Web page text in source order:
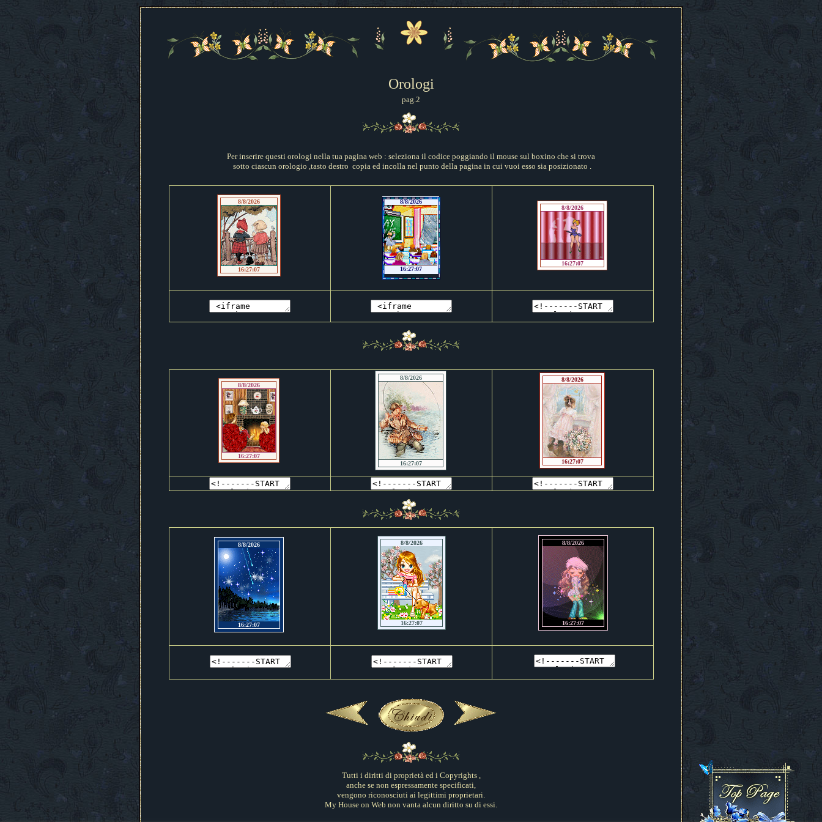
Orologi
pag. 2
Per inserire questi orologi nella tua pagina web : seleziona il codice poggiando il mouse sul boxino che si trova
sotto ciascun orologio ,tasto destro copia ed incolla nel punto della pagina in cui vuoi esso sia posizionato .
Tutti i diritti di proprietà ed i Copyrights ,
anche se non espressamente specificati,
vengono riconosciuti ai legittimi proprietari.
My House on Web non vanta alcun diritto su di essi.